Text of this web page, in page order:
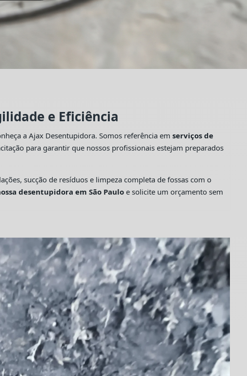
e Eficiência
a Ajax Desentupidora. Somos referência em serviços de
para garantir que nossos profissionais estejam preparados
sucção de resíduos e limpeza completa de fossas com o
desentupidora em São Pauloe solicite um orçamento sem